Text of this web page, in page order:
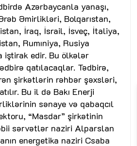
Azərbaycanla yanaşı,
Əmirlikləri, Bolqarıstan,
İraq, İsrail, İsveç, İtaliya,
Rumıniya, Rusiya
iştirak edir. Bu ölkələr
qatılacaqlar. Tədbirə,
şirkətlərin rəhbər şəxsləri,
Bu il də Bakı Enerji
sənaye və qabaqcıl
“Masdar” şirkətinin
sərvətlər naziri Alparslan
energetika naziri Csaba